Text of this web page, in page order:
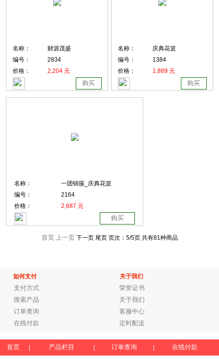
名称：
财源茂盛
编号：
2834
价格：
2,204 元
购买
名称：
庆典花篮
编号：
1384
价格：
1,889 元
购买
名称：
一团锦簇_庆典花篮
编号：
2164
价格：
2,687 元
购买
首页 上一页 下一页 尾页页次： 5/5页 共有81种商品
如何支付 关于我们
支付方式
荣誉证书
搜索产品
关于我们
订单查询
客服中心
在线付款
定时配送
首页 产品栏目 订单查询 在线付款